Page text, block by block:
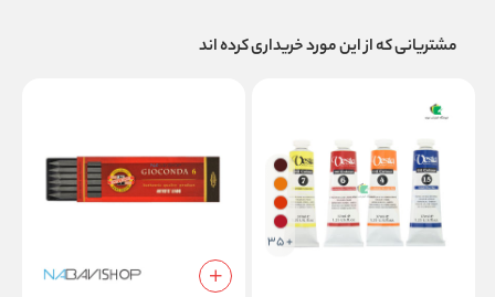
مشتریانی که از این مورد خریداری کرده اند
+ 35